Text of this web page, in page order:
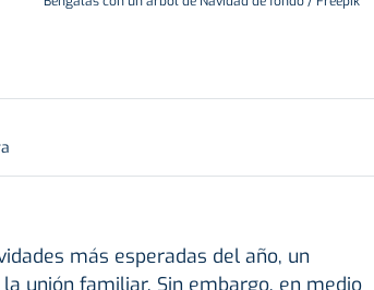
más esperadas del año, un